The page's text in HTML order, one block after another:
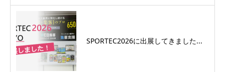
SPORTEC2026に出展してきました...